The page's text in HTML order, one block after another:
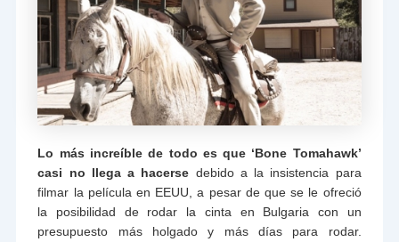
Lo más increíble de todo es que ‘Bone Tomahawk’
casi no llega a hacerse debido a la insistencia para
filmar la película en EEUU, a pesar de que se le ofreció
la posibilidad de rodar la cinta en Bulgaria con un
presupuesto más holgado y más días para rodar.